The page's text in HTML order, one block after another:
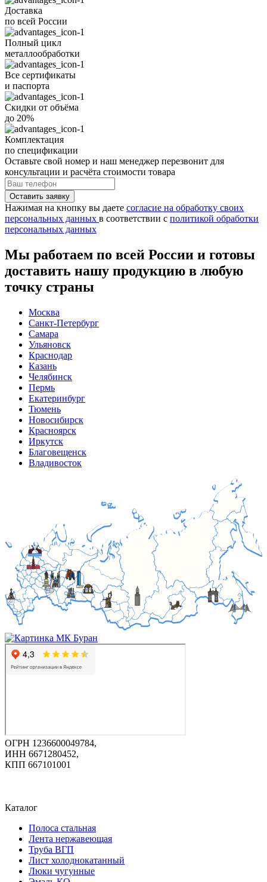
Доставка
по всей России
Полный цикл
металлообработки
Все сертификаты
и паспорта
Скидки от объёма
до 20%
Комплектация
по спецификации
Оставьте свой номер и наш менеджер перезвонит для
консультации и расчёта стоимости товара
Нажимая на кнопку вы даете согласие на обработку своих
персональных данных в соответствии с политикой обработки
персональных данных
Мы работаем по всей России и готовы
доставить нашу продукцию в любую
точку страны
Москва
Санкт-Петербург
Самара
Ульяновск
Краснодар
Казань
Челябинск
Пермь
Екатеринбург
Тюмень
Новосибирск
Красноярск
Иркутск
Благовещенск
Владивосток
ОГРН 1236600049784,
ИНН 6671280452,
КПП 667101001
Каталог
Полоса стальная
Лента нержавеющая
Труба ВГП
Лист холоднокатанный
Люки чугунные